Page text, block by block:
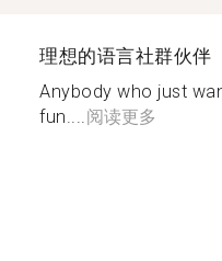
理想的语言社群伙伴
Anybody who just
fun....阅读更多